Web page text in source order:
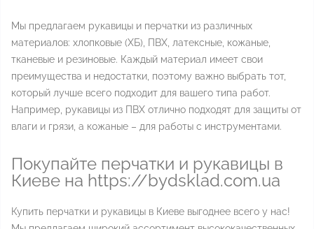
Мы предлагаем рукавицы и перчатки из различных
материалов: хлопковые (ХБ), ПВХ, латексные, кожаные,
тканевые и резиновые. Каждый материал имеет свои
преимущества и недостатки, поэтому важно выбрать тот,
который лучше всего подходит для вашего типа работ.
Например, рукавицы из ПВХ отлично подходят для защиты от
влаги и грязи, а кожаные – для работы с инструментами.
Покупайте перчатки и рукавицы в
Киеве на https://bydsklad.com.ua
Купить перчатки и рукавицы в Киеве выгоднее всего у нас!